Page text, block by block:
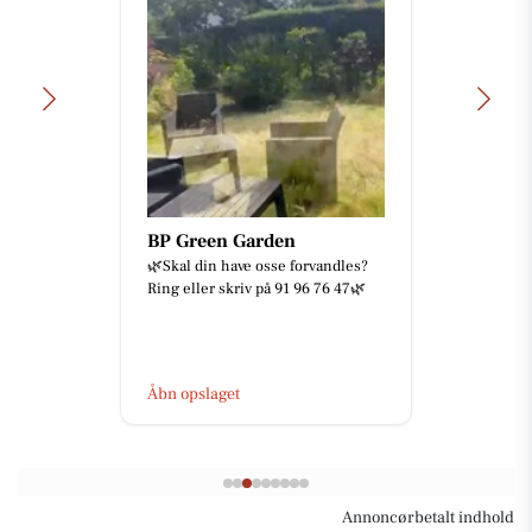
BP Green Garden
🌿Skal din have osse forvandles?
Ring eller skriv på 91 96 76 47🌿
Åbn opslaget
Annoncørbetalt indhold